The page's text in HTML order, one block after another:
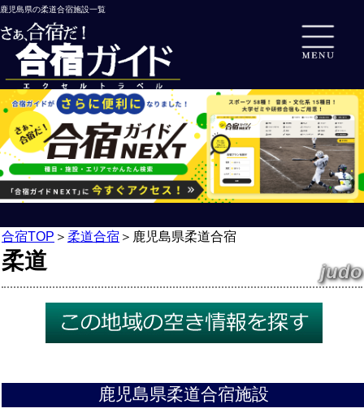
鹿児島県の柔道合宿施設一覧
合宿TOP ＞ 柔道合宿 ＞ 鹿児島県柔道合宿
柔道 judo
鹿児島県柔道合宿施設